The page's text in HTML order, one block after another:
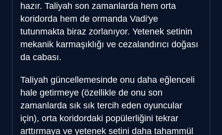
hazır. Taliyah son zamanlarda hem orta
koridorda hem de ormanda Vadi'ye
tutunmakta biraz zorlanıyor. Yetenek setinin
mekanik karmaşıklığı ve cezalandırıcı doğası
da cabası.
Taliyah güncellemesinde onu daha eğlenceli
hale getirmeye (özellikle de onu son
zamanlarda sık sık tercih eden oyuncular
için), orta koridordaki popülerliğini tekrar
arttırmaya ve yetenek setini daha tahammül